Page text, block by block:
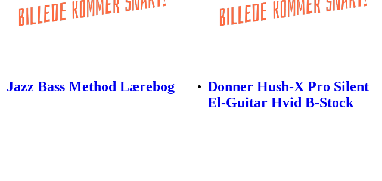
Jazz Bass Method Lærebog
Donner Hush-X Pro Silent
El-Guitar Hvid B-Stock